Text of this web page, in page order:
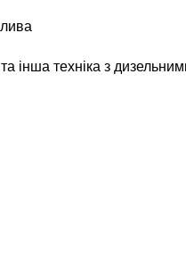
інша техніка з